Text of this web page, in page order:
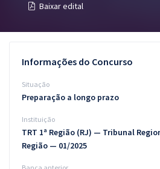
Mentorias
Conteúdo gratuito
Blog
Atendimento
Baixar edital
Informações do Concurso
Situação
Preparação a longo prazo
Instituição
TRT 1ª Região (RJ) — Tribunal
Região — 01/2025